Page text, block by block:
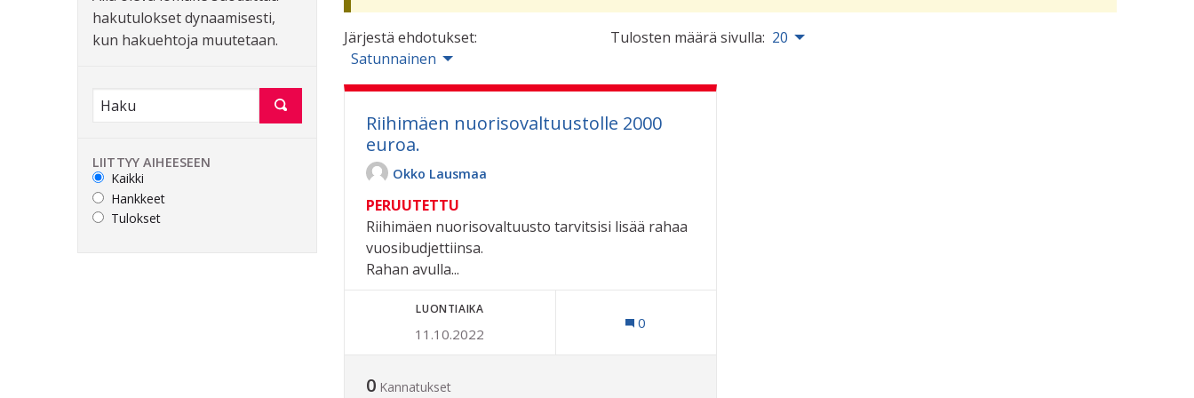
hakutulokset dynaamisesti,
kun hakuehtoja muutetaan.
LIITTYY AIHEESEEN
Kaikki
Hankkeet
Tulokset
Järjestä ehdotukset:
Satunnainen
Tulosten määrä sivulla: 20
Riihimäen nuorisovaltuustolle 2000
euroa.
Okko Lausmaa
PERUUTETTU
Riihimäen nuorisovaltuusto tarvitsisi lisää rahaa
vuosibudjettiinsa.
Rahan avulla...
LUONTIAIKA
11.10.2022
0
0 Kannatukset